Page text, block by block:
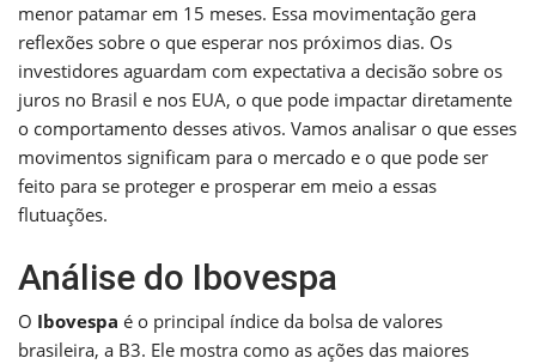
menor patamar em 15 meses. Essa movimentação gera
reflexões sobre o que esperar nos próximos dias. Os
investidores aguardam com expectativa a decisão sobre os
juros no Brasil e nos EUA, o que pode impactar diretamente
o comportamento desses ativos. Vamos analisar o que esses
movimentos significam para o mercado e o que pode ser
feito para se proteger e prosperar em meio a essas
flutuações.
Análise do Ibovespa
O Ibovespa é o principal índice da bolsa de valores
brasileira, a B3. Ele mostra como as ações das maiores